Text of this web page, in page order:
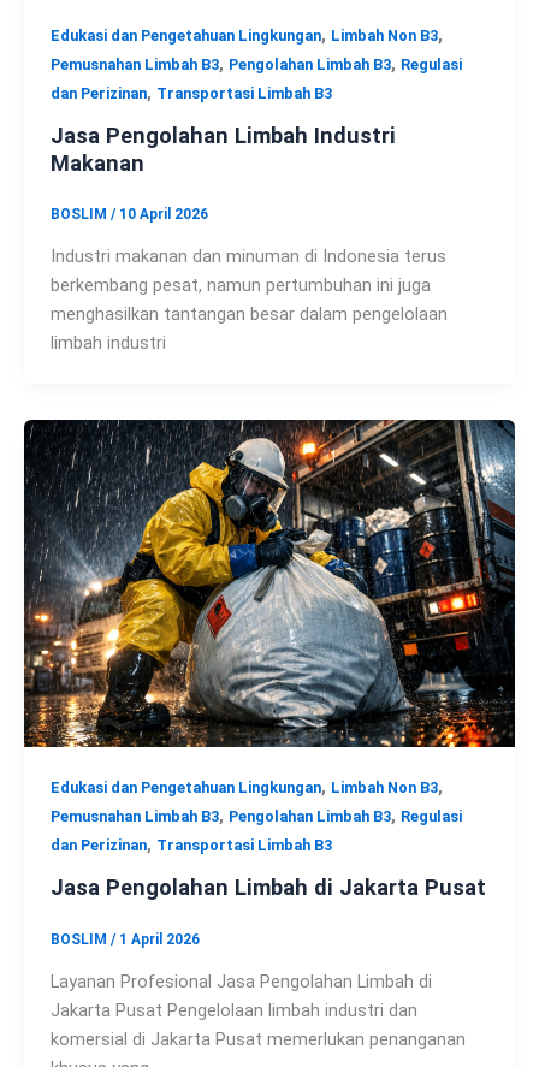
Edukasi dan Pengetahuan Lingkungan, Limbah Non B3,
Pemusnahan Limbah B3, Pengolahan Limbah B3, Regulasi
dan Perizinan, Transportasi Limbah B3
Jasa Pengolahan Limbah Industri
Makanan
BOSLIM / 10 April 2026
Industri makanan dan minuman di Indonesia terus
berkembang pesat, namun pertumbuhan ini juga
menghasilkan tantangan besar dalam pengelolaan
limbah industri
Edukasi dan Pengetahuan Lingkungan, Limbah Non B3,
Pemusnahan Limbah B3, Pengolahan Limbah B3, Regulasi
dan Perizinan, Transportasi Limbah B3
Jasa Pengolahan Limbah di Jakarta Pusat
BOSLIM / 1 April 2026
Layanan Profesional Jasa Pengolahan Limbah di
Jakarta Pusat Pengelolaan limbah industri dan
komersial di Jakarta Pusat memerlukan penanganan